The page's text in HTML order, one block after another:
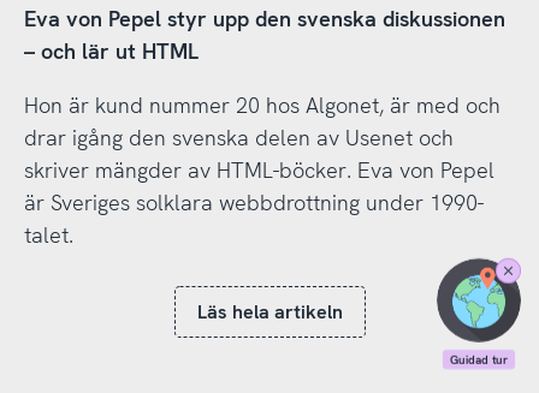
Eva von Pepel styr upp den svenska diskussionen
– och lär ut HTML
Hon är kund nummer 20 hos Algonet, är med och
drar igång den svenska delen av Usenet och
skriver mängder av HTML-böcker. Eva von Pepel
är Sveriges solklara webbdrottning under 1990-
talet.
Läs hela artikeln
Stäng
Guidad
tur